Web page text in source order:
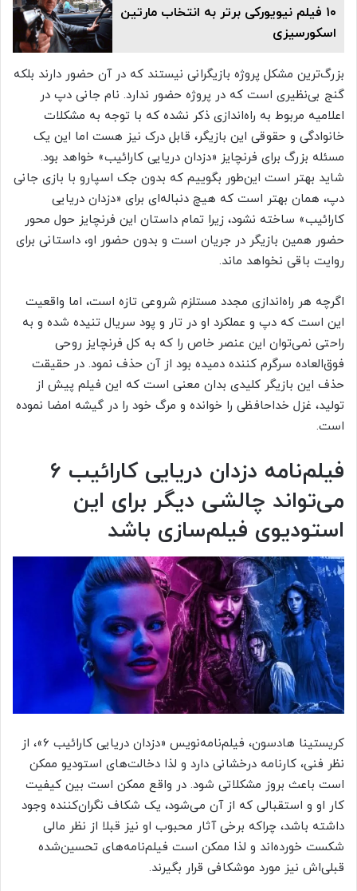
۱۰ فیلم نیویورکی برتر به انتخاب مارتین
اسکورسیزی
بزرگ‌ترین مشکل پروژه بازیگرانی نیستند که در آن حضور دارند بلکه
گنج بی‌نظیری است که در پروژه حضور ندارد. نام جانی دپ در
اعلامیه مربوط به راه‌اندازی ذکر نشده که با توجه به مشکلات
خانوادگی و حقوقی این بازیگر، قابل درک نیز هست اما این یک
مسئله بزرگ برای فرنچایز «دزدان دریایی کارائیب» خواهد بود.
شاید بهتر است این‌طور بگوییم که بدون جک اسپارو با بازی جانی
دپ، همان بهتر است که هیچ دنباله‌ای برای «دزدان دریایی
کارائیب» ساخته نشود، زیرا تمام داستان این فرنچایز حول محور
حضور همین بازیگر در جریان است و بدون حضور او، داستانی برای
روایت باقی نخواهد ماند.
اگرچه هر راه‌اندازی مجدد مستلزم شروعی تازه است، اما واقعیت
این است که دپ و عملکرد او در تار و پود سریال تنیده شده و به
راحتی نمی‌توان این عنصر خاص را که به کل فرنچایز روحی
فوق‌العاده سرگرم کننده دمیده بود از آن حذف نمود. در حقیقت
حذف این بازیگر کلیدی بدان معنی است که این فیلم پیش از
تولید، غزل خداحافظی را خوانده و مرگ خود را در گیشه امضا نموده
است.
فیلم‌نامه دزدان دریایی کارائیب ۶
می‌تواند چالشی دیگر برای این
استودیوی فیلم‌سازی باشد
کریستینا هادسون، فیلم‌نامه‌نویس «دزدان دریایی کارائیب ۶»، از
نظر فنی، کارنامه درخشانی دارد و لذا دخالت‌های استودیو ممکن
است باعث بروز مشکلاتی شود. در واقع ممکن است بین کیفیت
کار او و استقبالی که از آن می‌شود، یک شکاف نگران‌کننده وجود
داشته باشد، چراکه برخی آثار محبوب‌ او نیز قبلا از نظر مالی
شکست خورده‌اند و لذا ممکن است فیلم‌نامه‌های تحسین‌شده
قبلی‌اش نیز مورد موشکافی قرار بگیرند.